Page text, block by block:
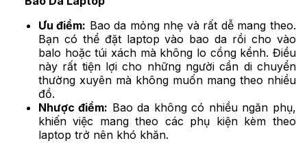
Ưu điểm: Bao da mỏng nhẹ và rất dễ mang theo.
Bạn có thể đặt laptop vào bao da rồi cho vào
balo hoặc túi xách mà không lo cồng kềnh. Điều
này rất tiện lợi cho những người cần di chuyển
thường xuyên mà không muốn mang theo nhiều
đồ.
Nhược điểm: Bao da không có nhiều ngăn phụ,
khiến việc mang theo các phụ kiện kèm theo
laptop trở nên khó khăn.